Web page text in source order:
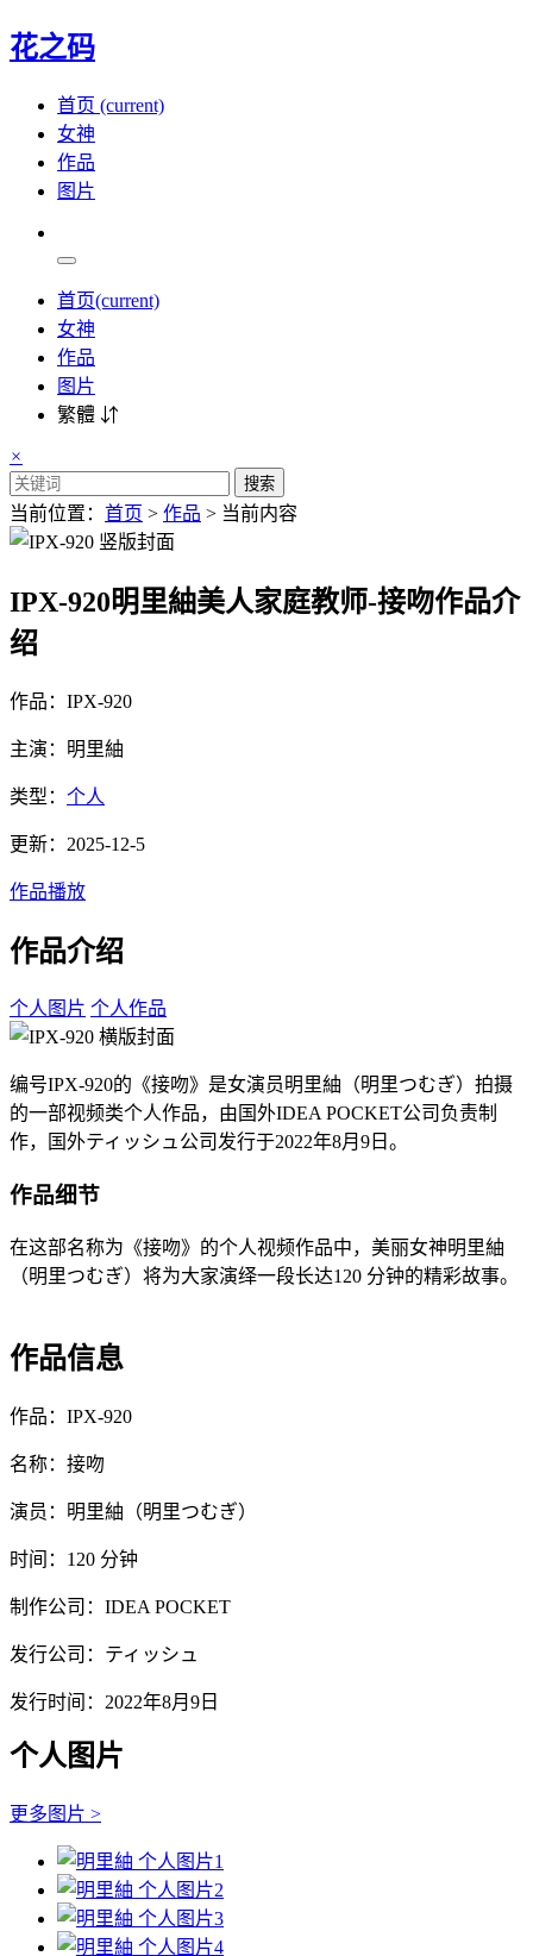
花之码
首页 (current)
女神
作品
图片
首页(current)
女神
作品
图片
繁體 ⇵
×
搜索
当前位置： 首页 > 作品 > 当前内容
IPX-920明里紬美人家庭教师-接吻作品介
绍
作品：IPX-920
主演：明里紬
类型： 个人
更新：2025-12-5
作品播放
作品介绍
个人图片 个人作品
编号IPX-920的《接吻》是女演员明里紬（明里つむぎ）拍摄
的一部视频类个人作品，由国外IDEA POCKET公司负责制
作，国外ティッシュ公司发行于2022年8月9日。
作品细节
在这部名称为《接吻》的个人视频作品中，美丽女神明里紬
（明里つむぎ）将为大家演绎一段长达120 分钟的精彩故事。
作品信息
作品：IPX-920
名称：接吻
演员：明里紬（明里つむぎ）
时间：120 分钟
制作公司：IDEA POCKET
发行公司：ティッシュ
发行时间：2022年8月9日
个人图片
更多图片 >